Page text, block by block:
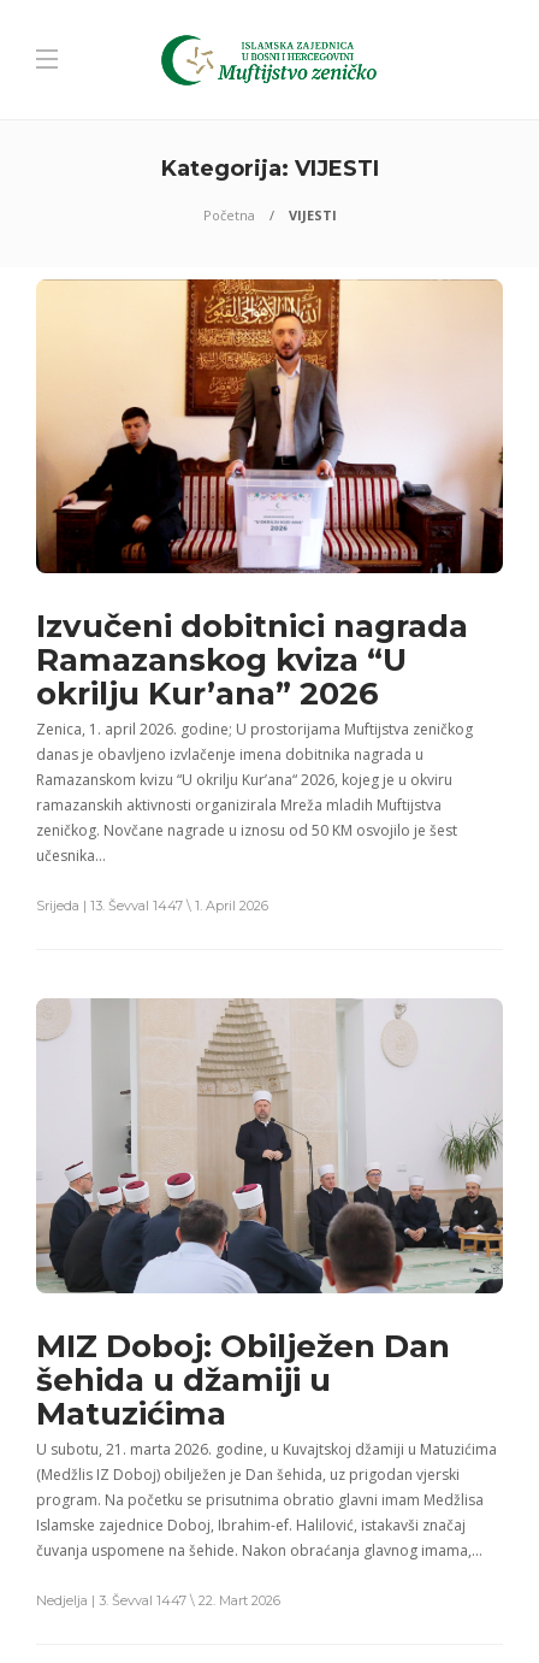
Kategorija: VIJESTI
Početna VIJESTI
Izvučeni dobitnici nagrada
Ramazanskog kviza “U
okrilju Kur’ana” 2026
Zenica, 1. april 2026. godine; U prostorijama Muftijstva zeničkog
danas je obavljeno izvlačenje imena dobitnika nagrada u
Ramazanskom kvizu “U okrilju Kur’ana“ 2026, kojeg je u okviru
ramazanskih aktivnosti organizirala Mreža mladih Muftijstva
zeničkog. Novčane nagrade u iznosu od 50 KM osvojilo je šest
učesnika…
Srijeda | 13. Ševval 1447 \ 1. April 2026
MIZ Doboj: Obilježen Dan
šehida u džamiji u
Matuzićima
U subotu, 21. marta 2026. godine, u Kuvajtskoj džamiji u Matuzićima
(Medžlis IZ Doboj) obilježen je Dan šehida, uz prigodan vjerski
program. Na početku se prisutnima obratio glavni imam Medžlisa
Islamske zajednice Doboj, Ibrahim-ef. Halilović, istakavši značaj
čuvanja uspomene na šehide. Nakon obraćanja glavnog imama,…
Nedjelja | 3. Ševval 1447 \ 22. Mart 2026